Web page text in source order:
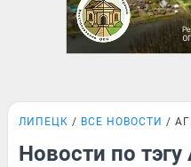
ЛИПЕЦК ВСЕ НОВОСТИ
Новости по тэгу